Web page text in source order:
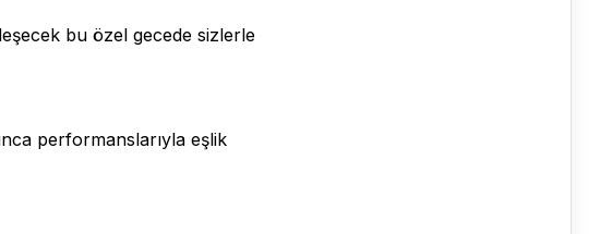
bu özel gecede sizlerle
performanslarıyla eşlik